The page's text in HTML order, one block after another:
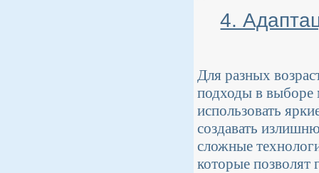
4.
Для разных
подходы в выборе
использовать
создавать
сложные
которые позволят